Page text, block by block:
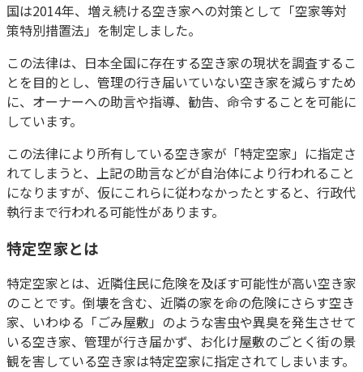
国は2014年、増え続ける空き家への対策として「空家等対
策特別措置法」を制定しました。
この法律は、日本全国に存在する空き家の現状を調査するこ
とを目的とし、管理の行き届いていない空き家を減らすため
に、オーナーへの助言や指導、勧告、命令することを可能に
しています。
この法律により所有している空き家が「特定空家」に指定さ
れてしまうと、上記の助言などが自治体により行われること
になりますが、仮にこれらに従わなかったとすると、行政代
執行まで行われる可能性があります。
特定空家とは
特定空家とは、近隣住民に危険を及ぼす可能性が高い空き家
のことです。倒壊を含む、近隣の家を命の危険にさらす空き
家、いわゆる「ごみ屋敷」のような害虫や異臭を発生させて
いる空き家、管理が行き届かず、お化け屋敷のごとく街の景
観を害している空き家は特定空家に指定されてしまいます。